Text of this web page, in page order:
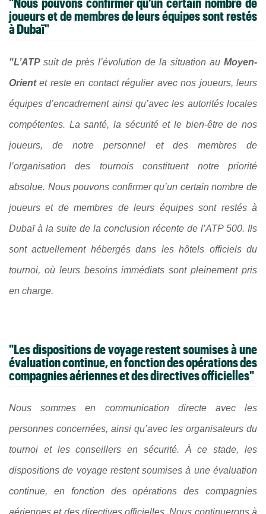
joueurs et de membres de leurs équipes sont restés
à Dubaï"
"L’ATP suit de près l’évolution de la situation au Moyen-
Orientet reste en contact régulier avec nos joueurs, leurs
équipes d’encadrement ainsi qu’avec les autorités locales
compétentes. La santé, la sécurité et le bien-être de nos
joueurs, de notre personnel et des membres de
l’organisation des tournois constituent notre priorité
absolue. Nous pouvons confirmer qu’un certain nombre de
joueurs et de membres de leurs équipes sont restés à
Dubaï à la suite de la conclusion récente de l’ATP 500. Ils
sont actuellement hébergés dans les hôtels officiels du
tournoi, où leurs besoins immédiats sont pleinement pris
en charge.
"Les dispositions de voyage restent soumises à une
évaluation continue, en fonction des opérations des
compagnies aériennes et des directives officielles"
Nous sommes en communication directe avec les
personnes concernées, ainsi qu’avec les organisateurs du
tournoi et les conseillers en sécurité. À ce stade, les
dispositions de voyage restent soumises à une évaluation
continue, en fonction des opérations des compagnies
aériennes et des directives officielles. Nous continuerons à